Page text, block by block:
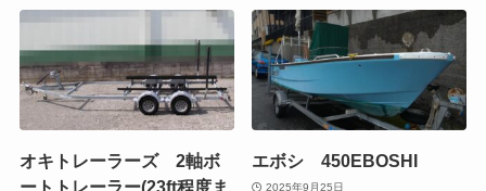
オキトレーラーズ 2軸ボ
ートトレーラー(23ft程度ま
エボシ 450EBOSHI
2025年9月25日